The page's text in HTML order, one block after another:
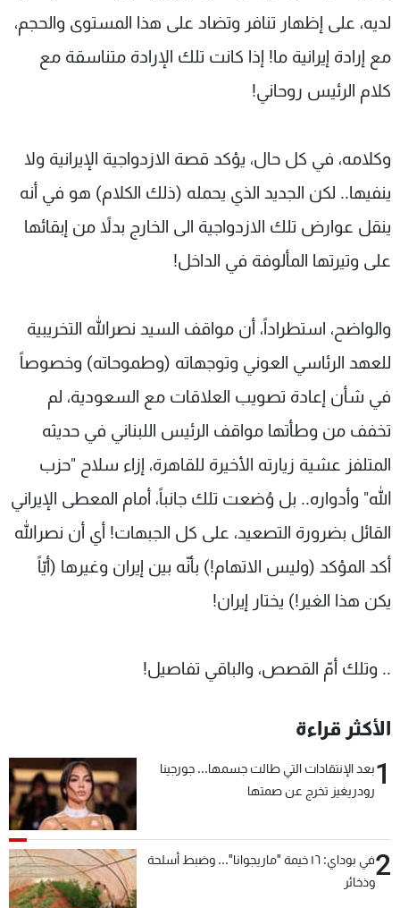
لديه، على إظهار تنافر وتضاد على هذا المستوى والحجم،
مع إرادة إيرانية ما! إذا كانت تلك الإرادة متناسقة مع
كلام الرئيس روحاني!
وكلامه، في كل حال، يؤكد قصة الازدواجية الإيرانية ولا
ينفيها.. لكن الجديد الذي يحمله (ذلك الكلام) هو في أنه
ينقل عوارض تلك الازدواجية الى الخارج بدلاً من إبقائها
على وتيرتها المألوفة في الداخل!
والواضح، استطراداً، أن مواقف السيد نصرالله التخريبية
للعهد الرئاسي العوني وتوجهاته (وطموحاته) وخصوصاً
في شأن إعادة تصويب العلاقات مع السعودية، لم
تخفف من وطأتها مواقف الرئيس اللبناني في حديثه
المتلفز عشية زيارته الأخيرة للقاهرة، إزاء سلاح "حزب
الله" وأدواره.. بل وُضعت تلك جانباً، أمام المعطى الإيراني
القائل بضرورة التصعيد، على كل الجبهات! أي أن نصرالله
أكد المؤكد (وليس الاتهام!) بأنّه بين إيران وغيرها (أيّاً
يكن هذا الغير!) يختار إيران!
.. وتلك أمّ القصص، والباقي تفاصيل!
الأكثر قراءة
1بعد الإنتقادات التي طالت جسمها... جورجينا
رودريغيز تخرج عن صمتها
2
في بوداي: ١٦ خيمة "ماريجوانا"... وضبط أسلحة
وذخائر